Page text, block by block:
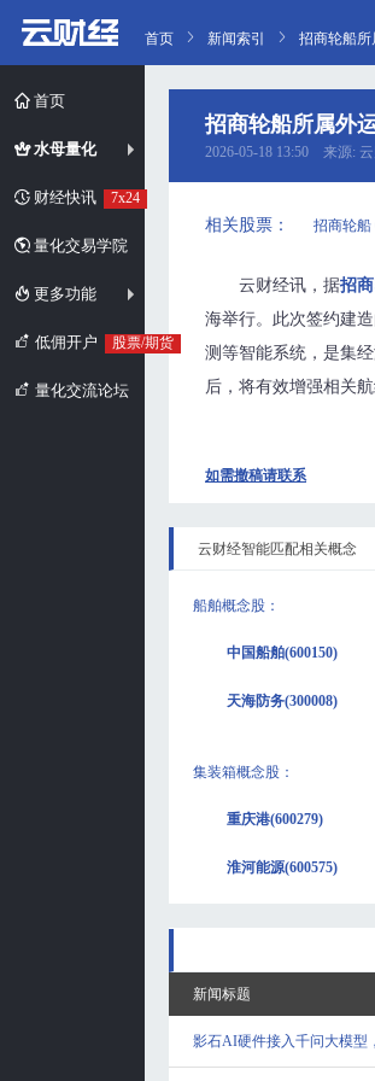
首页
水母量化
财经快讯 7x24
量化交易学院
更多功能
低佣开户 股票/期货
量化交流论坛
首页 新闻索引 招商轮船
招商轮船所属外
2026-05-18 13:50 来源:
相关股票： 招商轮船
云财经讯，据招
海举行。此次签约建
测等智能系统，是集
后，将有效增强相关
如需撤稿请联系
云财经智能匹配相关概念
船舶概念股 ：
中国船舶(600150)
天海防务(300008)
集装箱概念股 ：
重庆港(600279)
淮河能源(600575)
新闻标题
影石AI硬件接入千问大模型